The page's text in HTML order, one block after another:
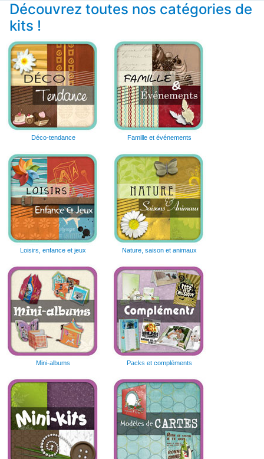
Découvrez toutes nos catégories de
kits !
Déco-tendance Famille et événements
Loisirs, enfance et jeux Nature, saison et animaux
Mini-albums Packs et compléments